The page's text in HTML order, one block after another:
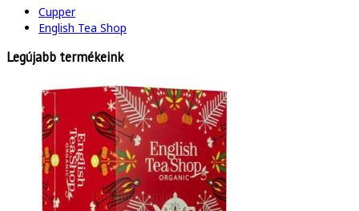
Cupper
English Tea Shop
Legújabb termékeink